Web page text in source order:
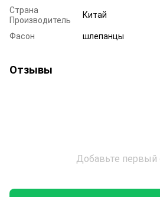
Страна
Производитель
Китай
Фасон
шлепанцы
Отзывы
Добавьте